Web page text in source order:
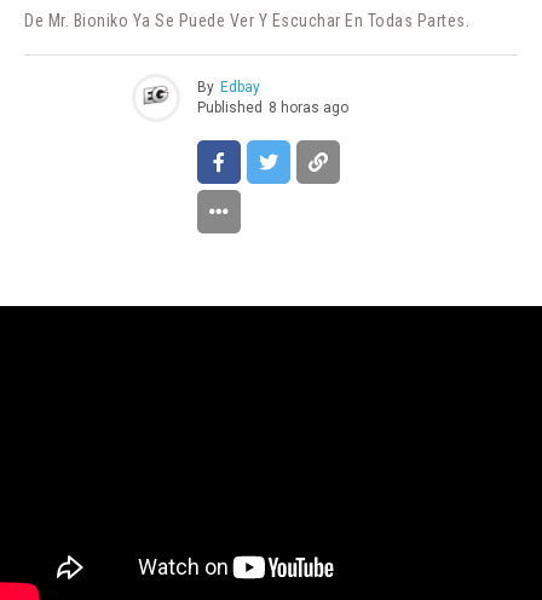
De Mr. Bioniko Ya Se Puede Ver Y Escuchar En Todas Partes.
By Edbay
Published 8 horas ago